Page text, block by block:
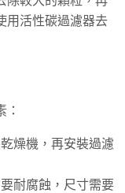
用活性碳過濾器去
燥機，再安裝過濾
耐腐蝕，尺寸需要